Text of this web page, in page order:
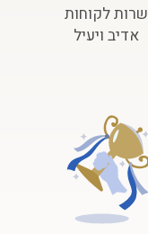
שרות לקוחות
אדיב ויעיל